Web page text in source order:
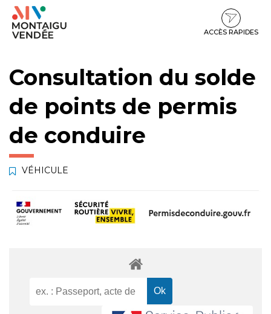
Gestion des traceurs
Aller
Aller
contenu
Aller
pied
ACCÈS RAPIDES
Consultation du solde
de points de permis
de conduire
VÉHICULE